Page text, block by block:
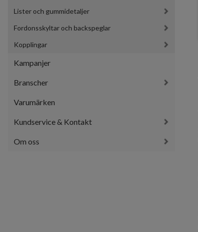
Lister och gummidetaljer
Fordonsskyltar och backspeglar
Kopplingar
Kampanjer
Branscher
Varumärken
Kundservice & Kontakt
Om oss